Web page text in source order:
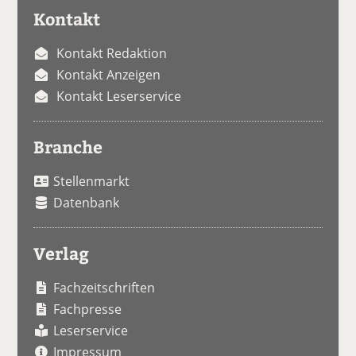
Kontakt
Kontakt Redaktion
Kontakt Anzeigen
Kontakt Leserservice
Branche
Stellenmarkt
Datenbank
Verlag
Fachzeitschriften
Fachpresse
Leserservice
Impressum